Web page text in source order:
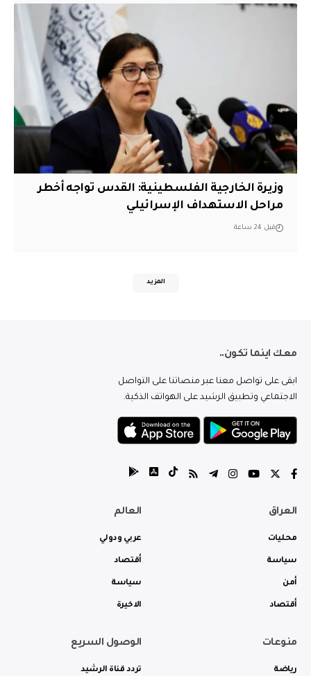
وزيرة الخارجية الفلسطينية: القدس تواجه أخطر
مراحل الاستهداف الإسرائيلي
قبل 24 ساعة
المزيد
معك اينما تكون..
ابقى على تواصل معنا عبر منصاتنا على التواصل
الاجتماعي وتطبيق الرشيد على الهواتف الذكية.
العراق
محليات
سياسة
أمن
أقتصاد
العالم
عربي ودولي
أقتصاد
سياسة
الاخيرة
منوعات
رياضة
الوصول السريع
تردد قناة الرشيد